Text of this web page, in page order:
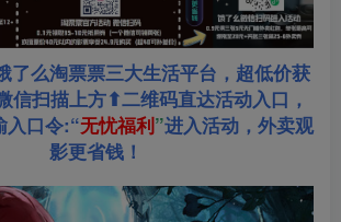
了么淘票票三大生活平台，超低价获
信扫描上方⬆二维码直达活动入口，
入口令:“无忧福利”进入活动，外卖观
影更省钱！